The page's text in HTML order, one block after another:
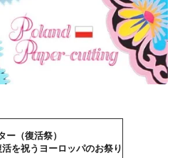
ー（復活祭）
を祝うヨーロッパのお祭り